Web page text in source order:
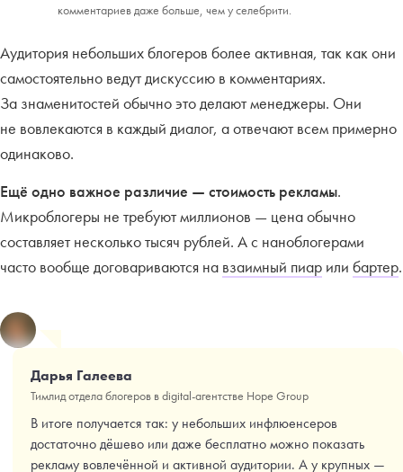
комментариев даже больше, чем у селебрити.
Аудитория небольших блогеров более активная, так как они
самостоятельно ведут дискуссию в комментариях.
За знаменитостей обычно это делают менеджеры. Они
не вовлекаются в каждый диалог, а отвечают всем примерно
одинаково.
Ещё одно важное различие — стоимость рекламы.
Микроблогеры не требуют миллионов — цена обычно
составляет несколько тысяч рублей. А с наноблогерами
часто вообще договариваются на взаимный пиар или бартер.
Дарья Галеева
Тимлид отдела блогеров в digital-агентстве Hope Group
В итоге получается так: у небольших инфлюенсеров
достаточно дёшево или даже бесплатно можно показать
рекламу вовлечённой и активной аудитории. А у крупных —